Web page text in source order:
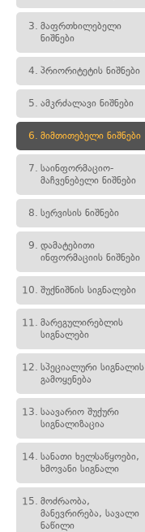
3. მაფრთხილებელი
ნიშნები
4. პრიორიტეტის ნიშნები
5. ამკრძალავი ნიშნები
6. მიმთითებელი ნიშნები
7. საინფორმაციო-
მაჩვენებელი ნიშნები
8. სერვისის ნიშნები
9. დამატებითი
ინფორმაციის ნიშნები
10. შუქნიშნის სიგნალები
11. მარეგულირებლის
სიგნალები
12. სპეციალური სიგნალის
გამოყენება
13. საავარიო შუქური
სიგნალიზაცია
14. სანათი ხელსაწყოები,
ხმოვანი სიგნალი
15. მოძრაობა,
მანევრირება, სავალი
ნაწილი